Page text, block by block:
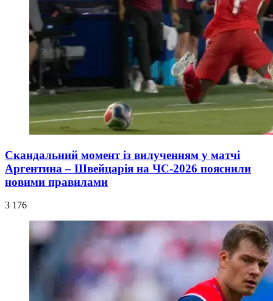
Скандальний момент із вилученням у матчі
Аргентина – Швейцарія на ЧС-2026 пояснили
новими правилами
3 176